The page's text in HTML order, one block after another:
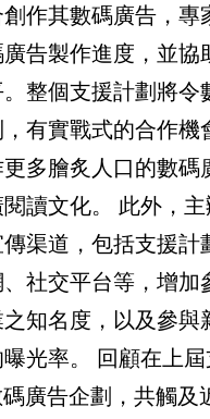
作其數碼廣告，專
告製作進度，並協
整個支援計劃將令
有實戰式的合作機
多膾炙人口的數碼
讀文化。 此外，
渠道，包括支援計
社交平台等，增加
知名度，以及參與
光率。 回顧在上
廣告企劃，共觸及